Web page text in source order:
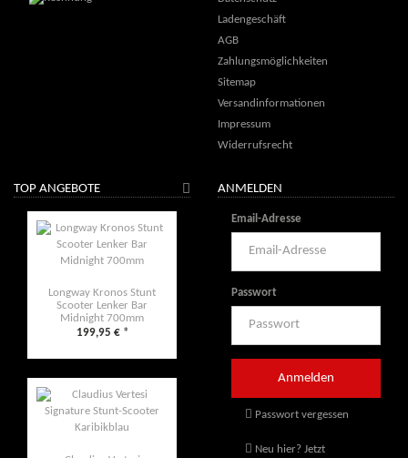
Ladengeschäft
AGB
Zahlungsmöglichkeiten
Sitemap
Versandinformationen
Impressum
Widerrufsrecht
TOP ANGEBOTE
Longway Kronos Stunt
Scooter Lenker Bar
Midnight 700mm
199,95 € *
ANMELDEN
Email-Adresse
Passwort
Passwort vergessen
Neu hier? Jetzt